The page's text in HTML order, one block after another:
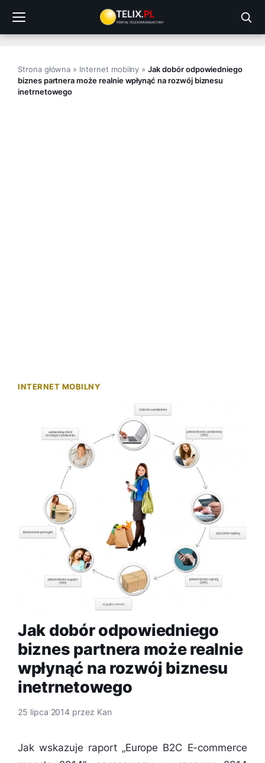
treści
Strona główna » Internet mobilny »Jak dobór odpowiedniego
biznes partnera może realnie wpłynąć na rozwój biznesu
inetrnetowego
INTERNET MOBILNY
Jak dobór odpowiedniego
biznes partnera może realnie
wpłynąć na rozwój biznesu
inetrnetowego
25 lipca 2014 przez Kan
Jak wskazuje raport „Europe B2C E-commerce